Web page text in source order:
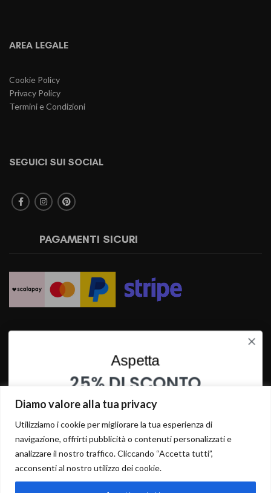
Diamo valore alla tua privacy
Utilizziamo i cookie per migliorare la tua esperienza di
navigazione, offrirti pubblicità o contenuti personalizzati e
analizzare il nostro traffico. Cliccando “Accetta tutti”,
acconsenti al nostro utilizzo dei cookie.
AREA LEGALE
Cookie Policy
Privacy Policy
Termini e Condizioni
SEGUICI SUI SOCIAL
PAGAMENTI SICURI
Aspetta
25% DI SCONTO
SU QUESTO PRODOTTO
INSERISCI I TUOI DATI PER OTTENERE LO SCONTO